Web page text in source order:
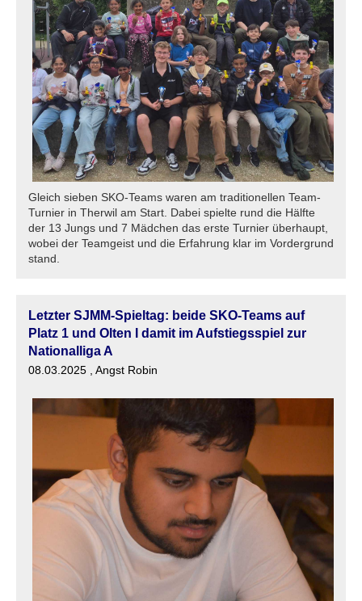
Gleich sieben SKO-Teams waren am traditionellen Team-
Turnier in Therwil am Start. Dabei spielte rund die Hälfte
der 13 Jungs und 7 Mädchen das erste Turnier überhaupt,
wobei der Teamgeist und die Erfahrung klar im Vordergrund
stand.
Letzter SJMM-Spieltag: beide SKO-Teams auf
Platz 1 und Olten I damit im Aufstiegsspiel zur
Nationalliga A
08.03.2025 , Angst Robin